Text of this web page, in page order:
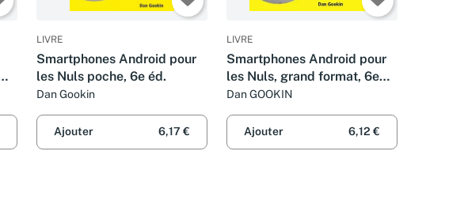
LIVRE
Smartphones Android pour
les Nuls poche, 6e éd.
Dan Gookin
Ajouter 6,17 €
LIVRE
Smartphones Android pour
les Nuls, grand format, 6e
édition
Dan GOOKIN
Ajouter 6,12 €